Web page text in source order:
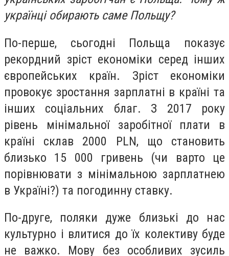
українці обирають саме Польщу?
По-перше, сьогодні Польща показує
рекордний зріст економіки серед інших
європейських країн. Зріст економіки
провокує зростання зарплатні в країні та
інших соціальних благ. З 2017 року
рівень мінімальної заробітної плати в
країні склав 2000 PLN, що становить
близько 15 000 гривень (чи варто це
порівнювати з мінімальною зарплатнею
в Україні?) та погодинну ставку.
По-друге, поляки дуже близькі до нас
культурно і влитися до їх колективу буде
не важко. Мову без особливих зусиль